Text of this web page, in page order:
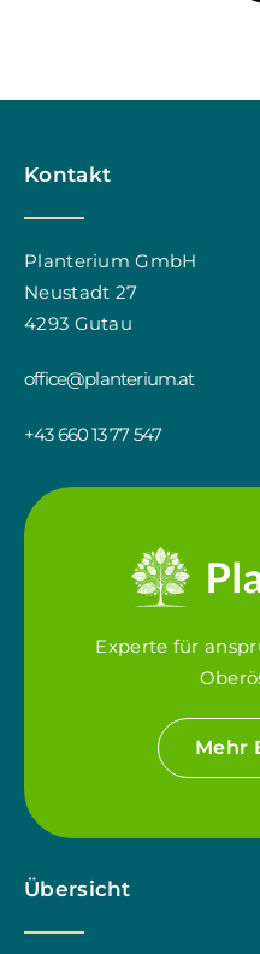
Kontakt
Planterium GmbH
Neustadt 27
4293 Gutau
office@planterium.at
+43 660 13 77 547
Experte für
Mehr
Übersicht